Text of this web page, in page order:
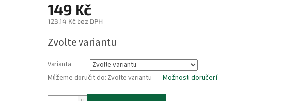
149 Kč
123,14 Kč bez DPH
cena:
Zvolte variantu
Varianta
Můžeme doručit do: Zvolte variantu Možnosti doručení